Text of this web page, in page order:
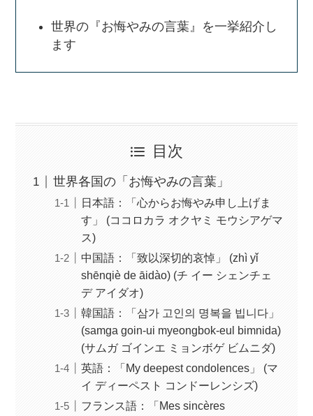
世界の『お悔やみの言葉』を一挙紹介し
ます
目次
世界各国の「お悔やみの言葉」
日本語：「心からお悔やみ申し上げま
す」 (ココロカラ オクヤミ モウシアゲマ
ス)
中国語：「致以深切的哀悼」 (zhì yǐ
shēnqiè de āidào) (チ イー シェンチェ
デ アイダオ)
韓国語：「삼가 고인의 명복을 빕니다」
(samga goin-ui myeongbok-eul bimnida)
(サムガ ゴインエ ミョンボゲ ビムニダ)
英語：「My deepest condolences」 (マ
イ ディーペスト コンドーレンシズ)
フランス語：「Mes sincères